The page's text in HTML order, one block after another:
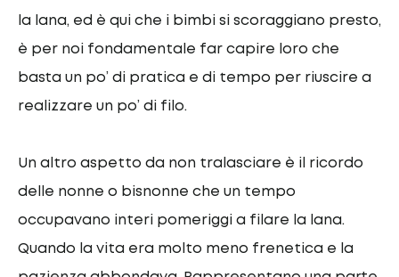
la lana, ed è qui che i bimbi si scoraggiano presto,
è per noi fondamentale far capire loro che
basta un po’ di pratica e di tempo per riuscire a
realizzare un po’ di filo.
Un altro aspetto da non tralasciare è il ricordo
delle nonne o bisnonne che un tempo
occupavano interi pomeriggi a filare la lana.
Quando la vita era molto meno frenetica e la